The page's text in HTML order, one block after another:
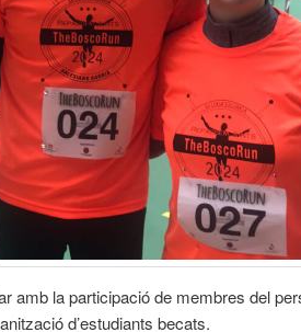
amb la participació de membres del
d’estudiants becats.